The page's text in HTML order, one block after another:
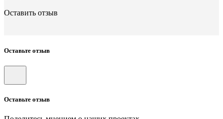
Оставить отзыв
Оставьте отзыв
Оставьте отзыв